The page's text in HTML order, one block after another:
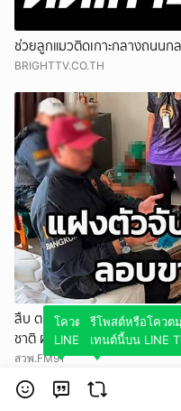
ช่วยลูกแมวติดเกาะกลางถนนก
BRIGHTTV.CO.TH
สืบ ตม.1 แฝงตัวจับหนุ่มยูกันด
ชาติ ผ่านแอปหาคู่ พบอยู่เกินก
สวพ.FM91
โควตมุมมองของคุณผ่า
LINE TODAY
รีโพสต์หรือโคว
เทนต์นี้บน LINE